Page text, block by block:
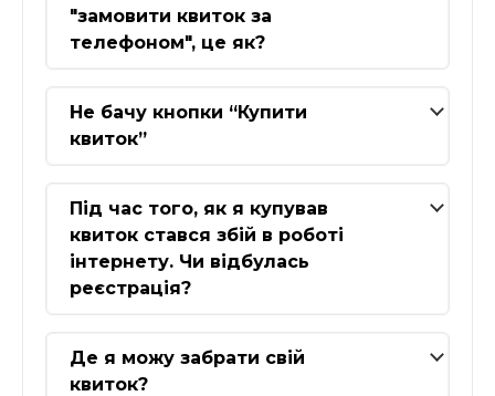
"замовити квиток за
телефоном", це як?
Не бачу кнопки “Купити
квиток”
Під час того, як я купував
квиток стався збій в роботі
інтернету. Чи відбулась
реєстрація?
Де я можу забрати свій
квиток?